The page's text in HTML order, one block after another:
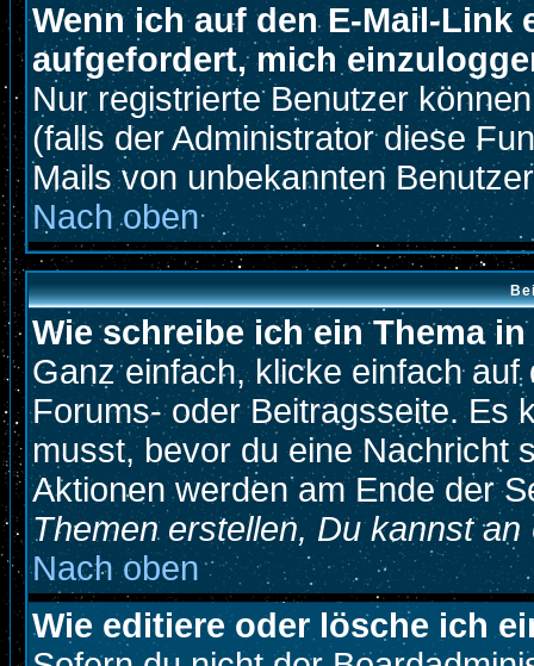
Wenn ich auf den E-Mail-Link
aufgefordert, mich
Nur registrierte Benutzer
(falls der Administrator diese
Mails von unbekannten
Nach oben
Wie schreibe ich ein Thema
Ganz einfach, klicke einfach
Forums- oder Beitragsseite. Es
musst, bevor du eine Nachricht
Aktionen werden am Ende der
Themen erstellen, Du kannst
Nach oben
Wie editiere oder lösche ich